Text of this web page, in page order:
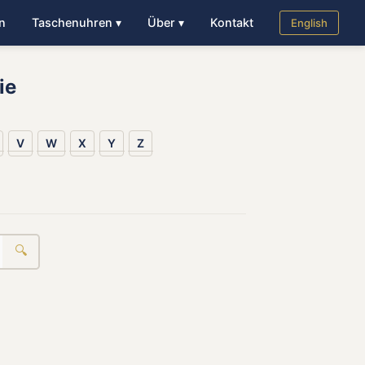
Taschenuhren ▾ Über ▾ Kontakt English
V W X Y Z
🔍